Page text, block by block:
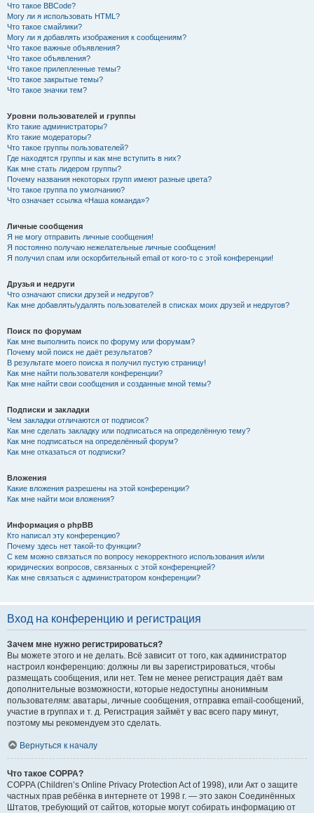
Что такое BBCode?
Могу ли я использовать HTML?
Что такое смайлики?
Могу ли я добавлять изображения к сообщениям?
Что такое важные объявления?
Что такое объявления?
Что такое прилепленные темы?
Что такое закрытые темы?
Что такое значки тем?
Уровни пользователей и группы
Кто такие администраторы?
Кто такие модераторы?
Что такое группы пользователей?
Где находятся группы и как мне вступить в них?
Как мне стать лидером группы?
Почему названия некоторых групп имеют разные цвета?
Что такое группа по умолчанию?
Что означает ссылка «Наша команда»?
Личные сообщения
Я не могу отправить личные сообщения!
Я постоянно получаю нежелательные личные сообщения!
Я получил спам или оскорбительный email от кого-то с этой конференции!
Друзья и недруги
Что означают списки друзей и недругов?
Как мне добавлять/удалять пользователей в списках моих друзей и недругов?
Поиск по форумам
Как мне выполнить поиск по форуму или форумам?
Почему мой поиск не даёт результатов?
В результате моего поиска я получил пустую страницу!
Как мне найти пользователя конференции?
Как мне найти свои сообщения и созданные мной темы?
Подписки и закладки
Чем закладки отличаются от подписок?
Как мне сделать закладку или подписаться на определённую тему?
Как мне подписаться на определённый форум?
Как мне отказаться от подписки?
Вложения
Какие вложения разрешены на этой конференции?
Как мне найти мои вложения?
Информация о phpBB
Кто написал эту конференцию?
Почему здесь нет такой-то функции?
С кем можно связаться по вопросу некорректного использования и/или
юридических вопросов, связанных с этой конференцией?
Как мне связаться с администратором конференции?
Вход на конференцию и регистрация
Зачем мне нужно регистрироваться?
Вы можете этого и не делать. Всё зависит от того, как администратор
настроил конференцию: должны ли вы зарегистрироваться, чтобы
размещать сообщения, или нет. Тем не менее регистрация даёт вам
дополнительные возможности, которые недоступны анонимным
пользователям: аватары, личные сообщения, отправка email-сообщений,
участие в группах и т. д. Регистрация займёт у вас всего пару минут,
поэтому мы рекомендуем это сделать.
Вернуться к началу
Что такое COPPA?
COPPA (Children’s Online Privacy Protection Act of 1998), или Акт о защите
частных прав ребёнка в интернете от 1998 г. — это закон Соединённых
Штатов, требующий от сайтов, которые могут собирать информацию от